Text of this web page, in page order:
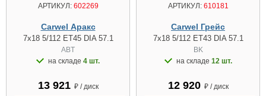
АРТИКУЛ:602269
Carwel Аракс
7x18 5/112 ET45 DIA 57.1
ABT
на складе 4 шт.
13 921 ₽ / диск
АРТИКУЛ:610181
Carwel Грейс
7x18 5/112 ET43 DIA 57.1
BK
на складе 12 шт.
12 920 ₽ / диск